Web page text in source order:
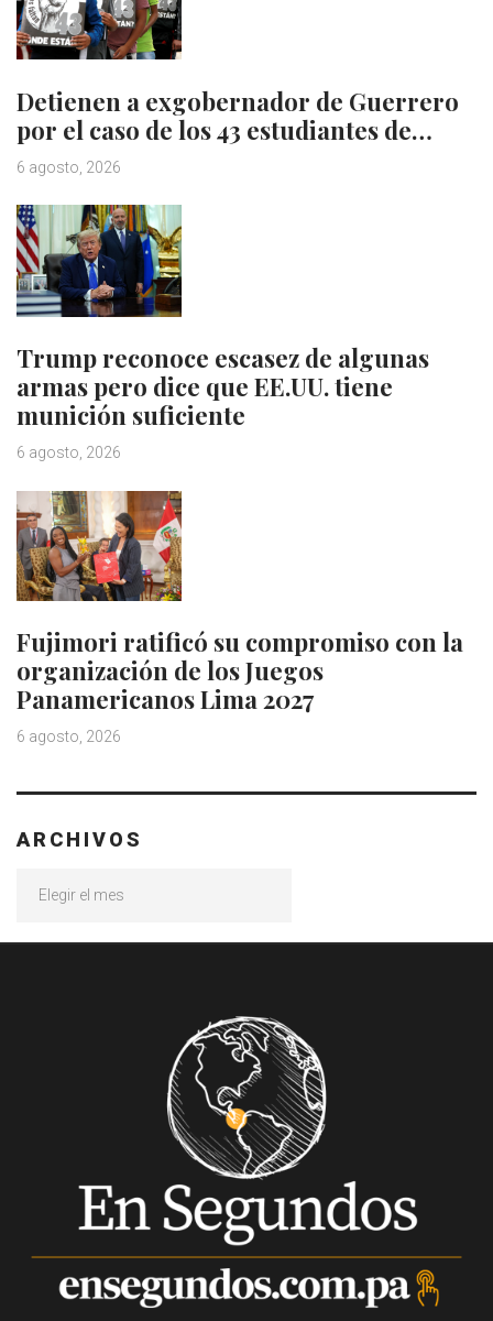
Detienen a exgobernador de Guerrero
por el caso de los 43 estudiantes de…
6 agosto, 2026
Trump reconoce escasez de algunas
armas pero dice que EE.UU. tiene
munición suficiente
6 agosto, 2026
Fujimori ratificó su compromiso con la
organización de los Juegos
Panamericanos Lima 2027
6 agosto, 2026
ARCHIVOS